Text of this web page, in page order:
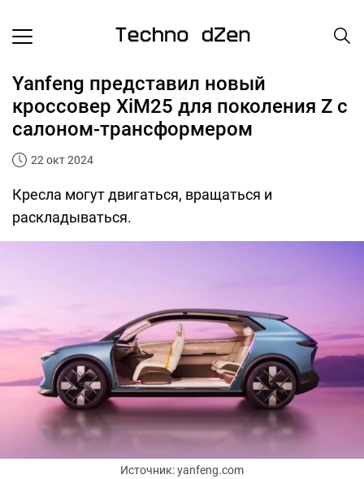
Yanfeng представил новый
кроссовер XiM25 для поколения Z с
салоном-трансформером
22 окт 2024
Кресла могут двигаться, вращаться и
раскладываться.
Источник: yanfeng.com